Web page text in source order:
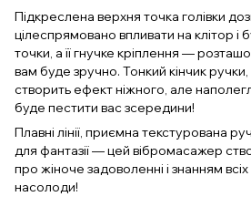
Підкреслена верхня точка голівки
цілеспрямовано впливати на клітор і
точки, а її гнучке кріплення —
вам буде зручно. Тонкий кінчик
створить ефект ніжного, але
буде пестити вас зсередини!
Плавні лінії, приємна текстурована
для фантазії — цей вібромасажер
про жіноче задоволенні і знанням
насолоди!